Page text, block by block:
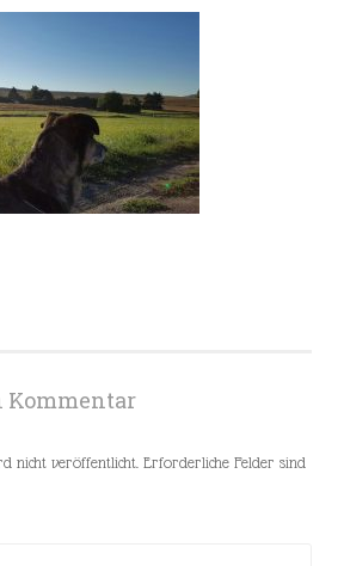
Kommentar
nicht veröffentlicht. Erforderliche Felder sind